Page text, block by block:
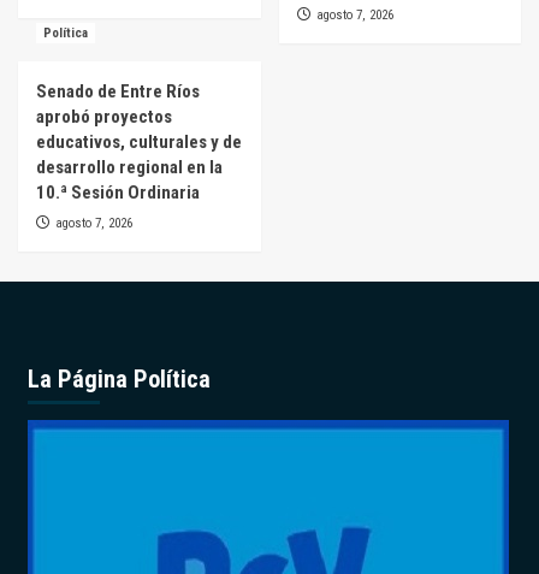
agosto 7, 2026
Política
Senado de Entre Ríos
aprobó proyectos
educativos, culturales y de
desarrollo regional en la
10.ª Sesión Ordinaria
agosto 7, 2026
La Página Política